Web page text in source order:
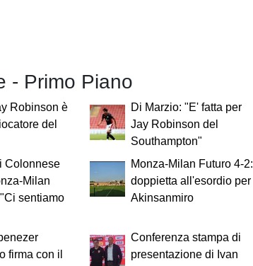
- Primo Piano
Robinson è
del
Di Marzio: "E' fatta per
Jay Robinson del
Southampton"
Colonnese
Milan
sentiamo
Monza-Milan Futuro 4-2:
doppietta all'esordio per
Akinsanmiro
firma con il
Conferenza stampa di
presentazione di Ivan